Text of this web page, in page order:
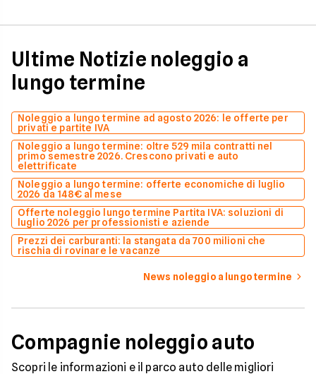
Ultime Notizie noleggio a
lungo termine
Noleggio a lungo termine ad agosto 2026: le offerte per
privati e partite IVA
Noleggio a lungo termine: oltre 529 mila contratti nel
primo semestre 2026. Crescono privati e auto
elettrificate
Noleggio a lungo termine: offerte economiche di luglio
2026 da 148€ al mese
Offerte noleggio lungo termine Partita IVA: soluzioni di
luglio 2026 per professionisti e aziende
Prezzi dei carburanti: la stangata da 700 milioni che
rischia di rovinare le vacanze
News noleggio a lungo termine
Compagnie noleggio auto
Scopri le informazioni e il parco auto delle migliori